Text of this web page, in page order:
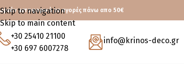
Skip to navigation
Skip to main content
μεταφορικά με αγορές πάνω απο 50€
+30 25410 21100
+30 697 6007278
info@krinos-deco.gr